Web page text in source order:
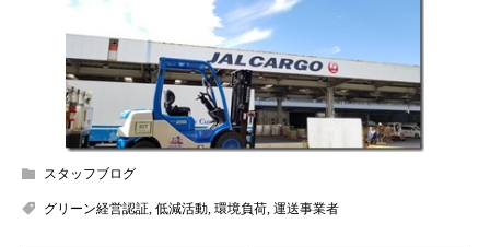
スタッフブログ
グリーン経営認証, 低減活動, 環境負荷, 運送事業者